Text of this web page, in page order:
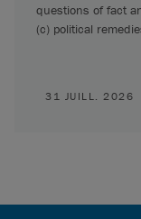
questions of fact
(c) political
31 JUILL. 2026